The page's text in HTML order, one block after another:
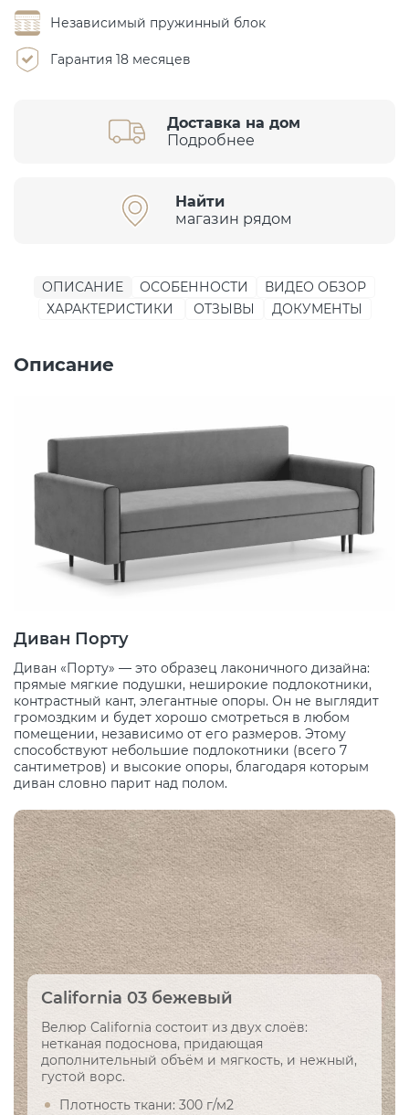
Независимый пружинный блок
Гарантия 18 месяцев
Доставка на дом
Подробнее
Найти
магазин рядом
ОПИСАНИЕ ОСОБЕННОСТИ
ВИДЕО ОБЗОР
ХАРАКТЕРИСТИКИ
ОТЗЫВЫ ДОКУМЕНТЫ
Описание
Диван Порту
Диван «Порту» — это образец лаконичного дизайна:
прямые мягкие подушки, неширокие подлокотники,
контрастный кант, элегантные опоры. Он не выглядит
громоздким и будет хорошо смотреться в любом
помещении, независимо от его размеров. Этому
способствуют небольшие подлокотники (всего 7
сантиметров) и высокие опоры, благодаря которым
диван словно парит над полом.
California 03 бежевый
Велюр California состоит из двух слоёв:
нетканая подоснова, придающая
дополнительный объём и мягкость, и нежный,
густой ворс.
Плотность ткани: 300 г/м2